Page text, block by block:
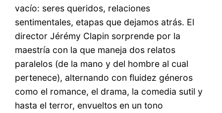
vacío: seres queridos, relaciones
sentimentales, etapas que dejamos atrás. El
director Jérémy Clapin sorprende por la
maestría con la que maneja dos relatos
paralelos (de la mano y del hombre al cual
pertenece), alternando con fluidez géneros
como el romance, el drama, la comedia sutil y
hasta el terror, envueltos en un tono